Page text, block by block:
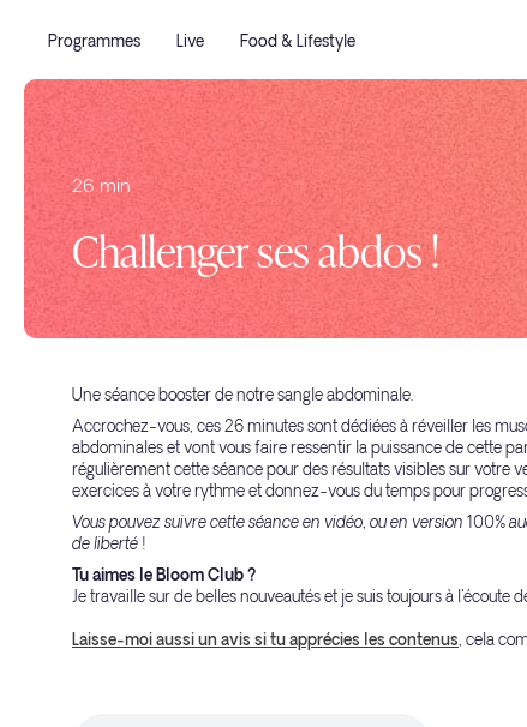
Programmes Live Food & Lifestyle
26 min
Challenger ses abdos !
Une séance booster de notre sangle abdominale.
Accrochez-vous, ces 26 minutes sont dédiées à réveiller les
abdominales et vont vous faire ressentir la puissance de cette
régulièrement cette séance pour des résultats visibles sur votre
exercices à votre rythme et donnez-vous du temps pour
Vous pouvez suivre cette séance en vidéo, ou en version 100%
de liberté !
Tu aimes le Bloom Club ?
Je travaille sur de belles nouveautés et je suis toujours à l'écoute
Laisse-moi aussi un avis si tu apprécies les contenus, cela